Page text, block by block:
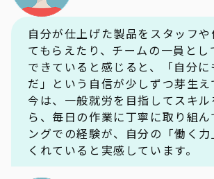
自分が仕上げた製品をスタッフや
てもらえたり、チームの一員とし
できていると感じると、「自分に
だ」という自信が少しずつ芽生え
今は、一般就労を目指してスキル
ら、毎日の作業に丁寧に取り組ん
ングでの経験が、自分の「働く力
くれていると実感しています。